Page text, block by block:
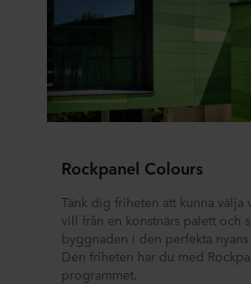
Rockpanel Colours
Tänk dig friheten att kunna välja
vill från en konstnärs palett och
byggnaden i den perfekta nyans
Den friheten har du med
programmet.